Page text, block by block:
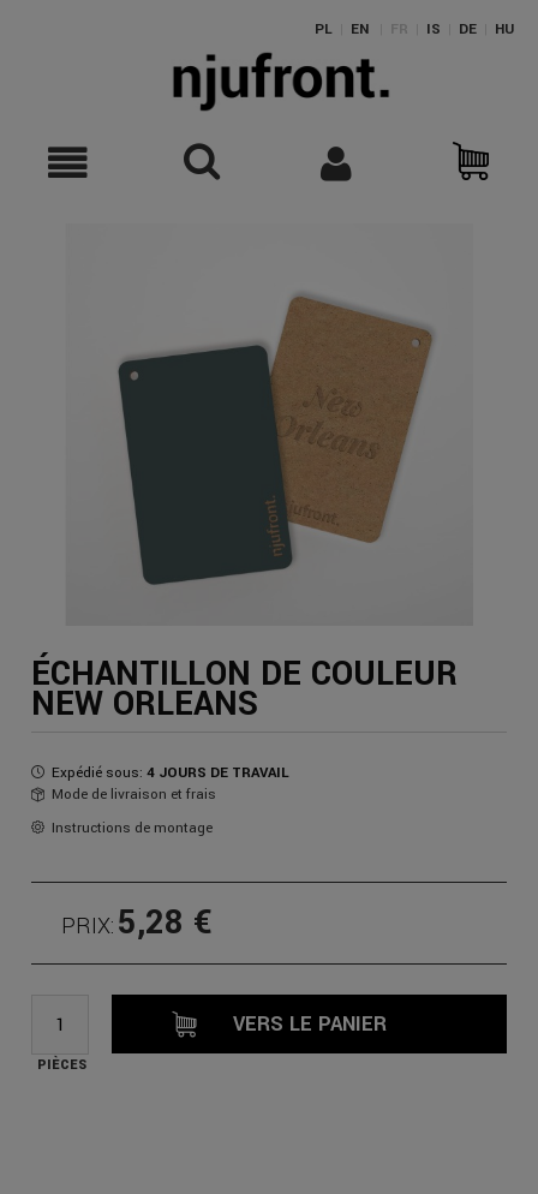
PL EN FR IS DE HU
ÉCHANTILLON DE COULEUR
NEW ORLEANS
Expédié sous: 4 JOURS DE TRAVAIL
Mode de livraison et frais
Instructions de montage
PRIX:5,28 €
PIÈCES
VERS LE PANIER